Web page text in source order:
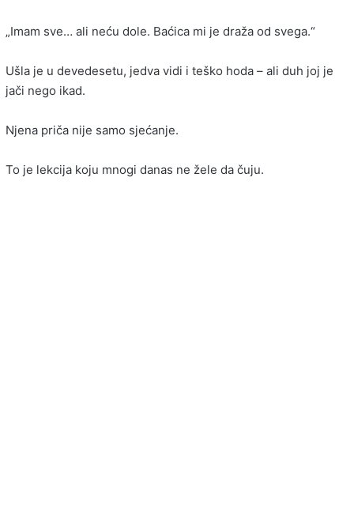
„Imam sve… ali neću dole. Baćica mi je draža od svega.“
Ušla je u devedesetu, jedva vidi i teško hoda – ali duh joj je
jači nego ikad.
Njena priča nije samo sjećanje.
To je lekcija koju mnogi danas ne žele da čuju.